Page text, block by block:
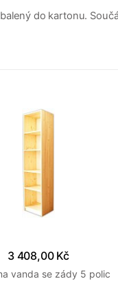
do kartonu.
3 408,00 Kč
vanda se zády 5 polic